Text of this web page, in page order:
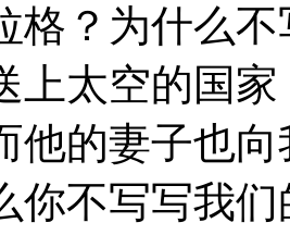
格？为什么
上太空的国
他的妻子也
你不写写我